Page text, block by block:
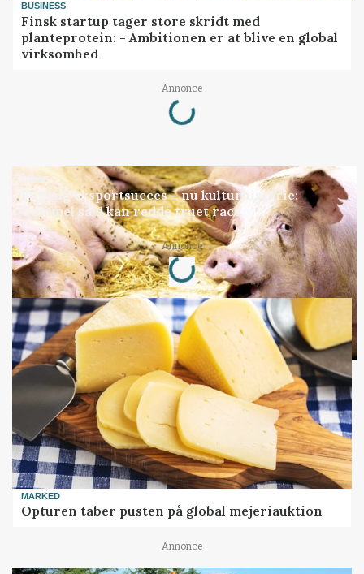
BUSINESS
Finsk startup tager store skridt med
planteprotein: - Ambitionen er at blive en global
virksomhed
Annonce
Loading...
GRISE
Engang eksportsucces – nu kulturhistorie:
Gammel sæd kan redde truet race
Annonce
Loading...
MARKED
Opturen taber pusten på global mejeriauktion
Annonce